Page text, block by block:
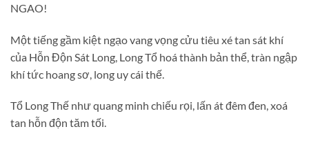
NGAO!
Một tiếng gầm kiệt ngạo vang vọng cửu tiêu xé tan sát khí
của Hỗn Độn Sát Long, Long Tổ hoá thành bản thể, tràn ngập
khí tức hoang sơ, long uy cái thế.
Tổ Long Thế như quang minh chiếu rọi, lấn át đêm đen, xoá
tan hỗn độn tăm tối.